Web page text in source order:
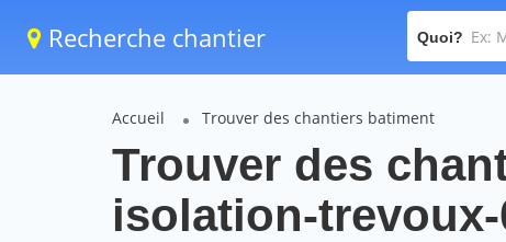
Recherche chantier Quoi?
Accueil Trouver des chantiers batiment
Trouver des
isolation-trevoux-